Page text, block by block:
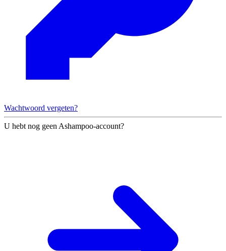
Wachtwoord vergeten?
U hebt nog geen Ashampoo-account?